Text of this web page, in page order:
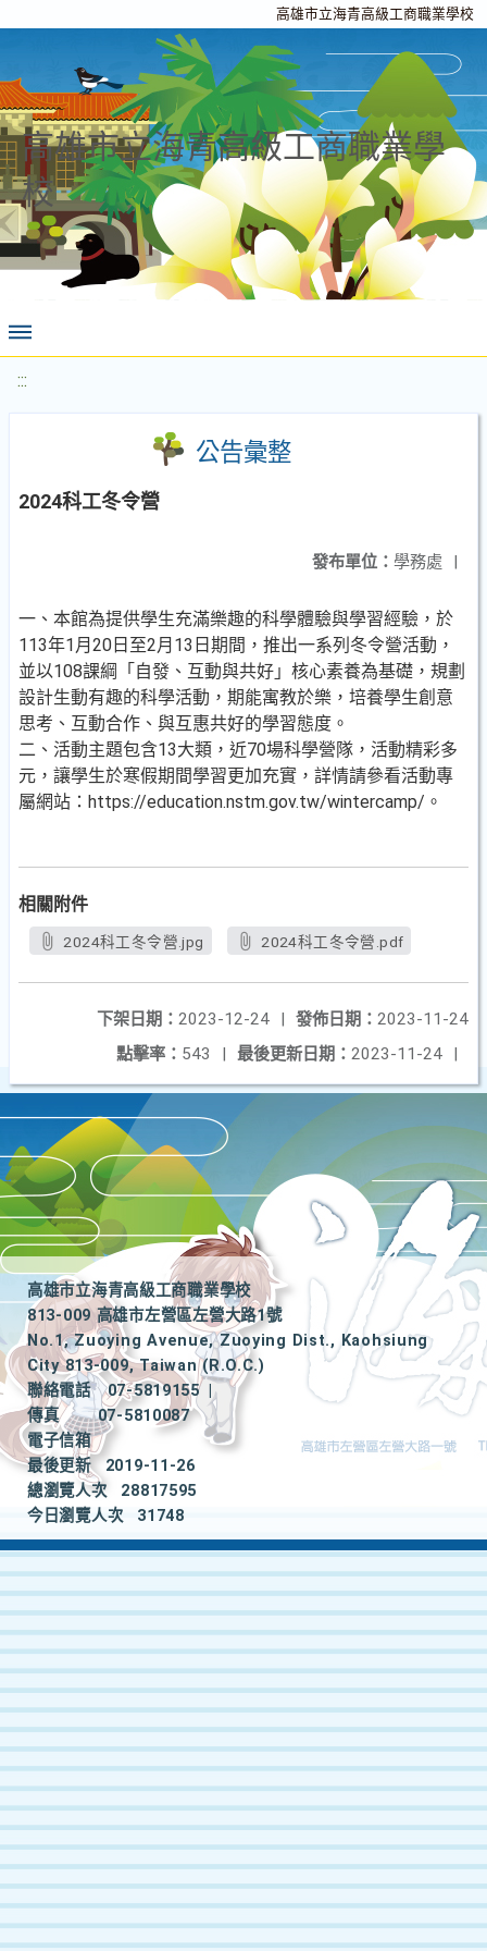
高雄市立海青高級工商職業學校
高雄市立海青高級工商職業學
校
:::
公告彙整
2024科工冬令營
發布單位： 學務處 |
一、本館為提供學生充滿樂趣的科學體驗與學習經驗，於
113年1月20日至2月13日期間，推出一系列冬令營活動，
並以108課綱「自發、互動與共好」核心素養為基礎，規劃
設計生動有趣的科學活動，期能寓教於樂，培養學生創意
思考、互動合作、與互惠共好的學習態度。
二、活動主題包含13大類，近70場科學營隊，活動精彩多
元，讓學生於寒假期間學習更加充實，詳情請參看活動專
屬網站：https://education.nstm.gov.tw/wintercamp/。
相關附件
2024科工冬令營.jpg 2024科工冬令營.pdf
發佈日期： 2023-11-24
下架日期： 2023-12-24
|
最後更新日期： 2023-11-24 |
點擊率： 543 |
高雄市立海青高級工商職業學校
813-009 高雄市左營區左營大路1號
No.1, Zuoying Avenue, Zuoying Dist., Kaohsiung
City 813-009, Taiwan (R.O.C.)
聯絡電話
07-5819155
|
傳真
07-5810087
電子信箱
最後更新
2019-11-26
總瀏覽人次
28817595
今日瀏覽人次
31748